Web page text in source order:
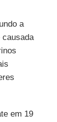
a
causada
em 19